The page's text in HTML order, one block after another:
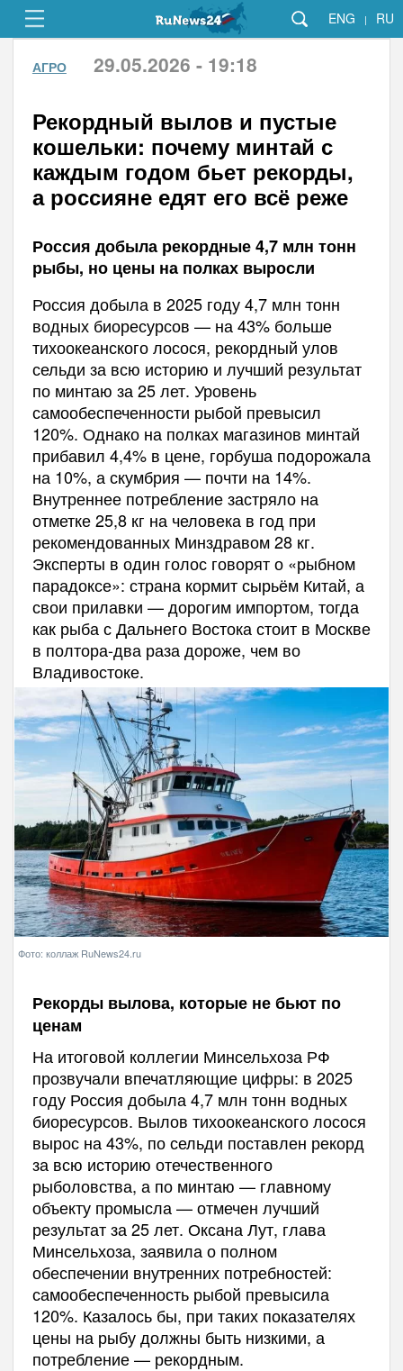
ENG | RU
АГРО 29.05.2026 - 19:18
Рекордный вылов и пустые
кошельки: почему минтай с
каждым годом бьет рекорды,
а россияне едят его всё реже
Россия добыла рекордные 4,7 млн тонн
рыбы, но цены на полках выросли
Россия добыла в 2025 году 4,7 млн тонн
водных биоресурсов — на 43% больше
тихоокеанского лосося, рекордный улов
сельди за всю историю и лучший результат
по минтаю за 25 лет. Уровень
самообеспеченности рыбой превысил
120%. Однако на полках магазинов минтай
прибавил 4,4% в цене, горбуша подорожала
на 10%, а скумбрия — почти на 14%.
Внутреннее потребление застряло на
отметке 25,8 кг на человека в год при
рекомендованных Минздравом 28 кг.
Эксперты в один голос говорят о «рыбном
парадоксе»: страна кормит сырьём Китай, а
свои прилавки — дорогим импортом, тогда
как рыба с Дальнего Востока стоит в Москве
в полтора-два раза дороже, чем во
Владивостоке.
Фото: коллаж RuNews24.ru
Рекорды вылова, которые не бьют по
ценам
На итоговой коллегии Минсельхоза РФ
прозвучали впечатляющие цифры: в 2025
году Россия добыла 4,7 млн тонн водных
биоресурсов. Вылов тихоокеанского лосося
вырос на 43%, по сельди поставлен рекорд
за всю историю отечественного
рыболовства, а по минтаю — главному
объекту промысла — отмечен лучший
результат за 25 лет. Оксана Лут, глава
Минсельхоза, заявила о полном
обеспечении внутренних потребностей:
самообеспеченность рыбой превысила
120%. Казалось бы, при таких показателях
цены на рыбу должны быть низкими, а
потребление — рекордным.